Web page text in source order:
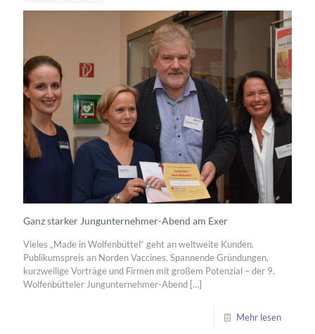
Ganz starker Jungunternehmer-Abend am Exer
Vieles „Made in Wolfenbüttel“ geht an weltweite Kunden.
Publikumspreis an Norden Vaccines. Spannende Gründungen,
kurzweilige Vorträge und Firmen mit großem Potenzial – der 9.
Wolfenbütteler Jungunternehmer-Abend […]
Mehr lesen